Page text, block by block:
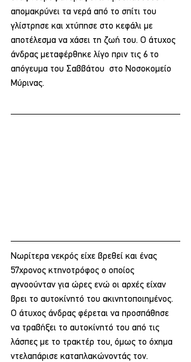
απομακρύνει τα νερά από το σπίτι του
γλίστρησε και χτύπησε στο κεφάλι με
αποτέλεσμα να χάσει τη ζωή του. Ο άτυχος
άνδρας μεταφέρθηκε λίγο πριν τις 6 το
απόγευμα του Σαββάτου  στο Νοσοκομείο
Μύρινας.
Νωρίτερα νεκρός είχε βρεθεί και ένας
57χρονος κτηνοτρόφος ο οποίος
αγνοούνταν για ώρες ενώ οι αρχές είχαν
βρει το αυτοκίνητό του ακινητοποιημένος.
Ο άτυχος άνδρας φέρεται να προσπάθησε
να τραβήξει το αυτοκίνητό του από τις
λάσπες με το τρακτέρ του, όμως το όχημα
ντελαπάρισε καταπλακώνοντάς τον.